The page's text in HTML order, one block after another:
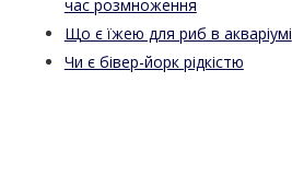
час розмноження
Що є їжею для риб в акваріумі
Чи є бівер-йорк рідкістю